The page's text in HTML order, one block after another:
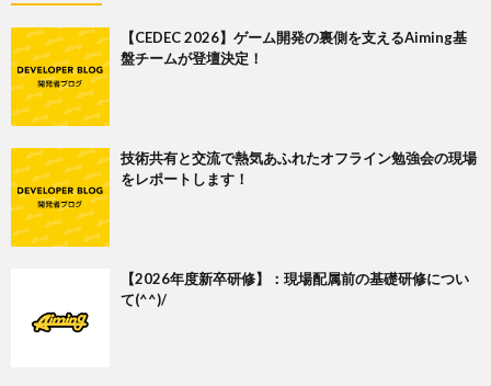
【CEDEC 2026】ゲーム開発の裏側を支えるAiming基
盤チームが登壇決定！
技術共有と交流で熱気あふれたオフライン勉強会の現場
をレポートします！
【2026年度新卒研修】：現場配属前の基礎研修につい
て(^^)/